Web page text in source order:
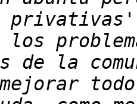
los